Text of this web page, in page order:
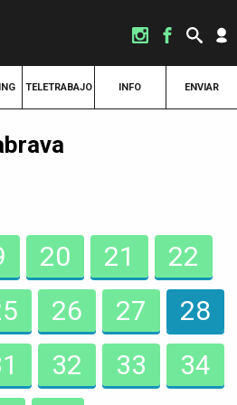
TELETRABAJO INFO ENVIAR
20 21
22
26 27
28
32 33
34